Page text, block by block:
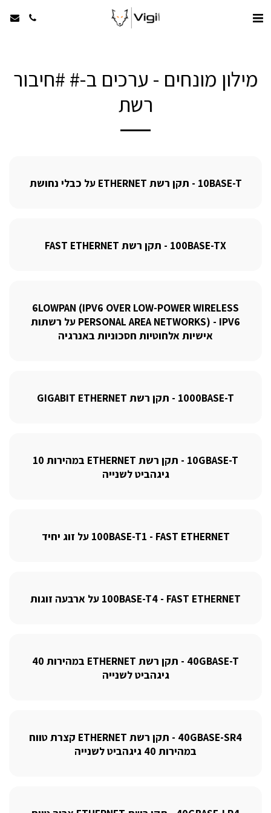
מילון מונחים - ערכים ב-# #חיבור
רשת
10BASE-T - תקן רשת ETHERNET על כבלי נחושת
100BASE-TX - תקן רשת FAST ETHERNET
6LOWPAN (IPV6 OVER LOW-POWER WIRELESS
PERSONAL AREA NETWORKS) - IPV6 על רשתות
אישיות אלחוטיות חסכוניות באנרגיה
1000BASE-T - תקן רשת GIGABIT ETHERNET
10GBASE-T - תקן רשת ETHERNET במהירות 10
גיגהביט לשנייה
100BASE-T1 - FAST ETHERNET על זוג יחיד
100BASE-T4 - FAST ETHERNET על ארבעה זוגות
40GBASE-T - תקן רשת ETHERNET במהירות 40
גיגהביט לשנייה
40GBASE-SR4 - תקן רשת ETHERNET קצרת טווח
במהירות 40 גיגהביט לשנייה